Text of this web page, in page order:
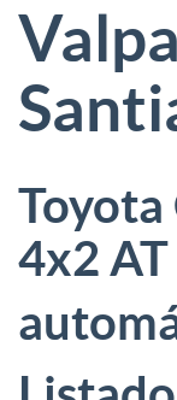
Toyota
4x2